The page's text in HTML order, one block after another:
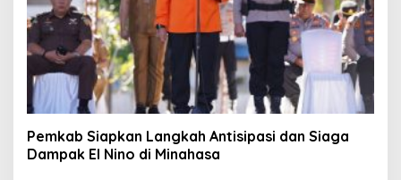
Pemkab Siapkan Langkah Antisipasi dan Siaga
Dampak El Nino di Minahasa